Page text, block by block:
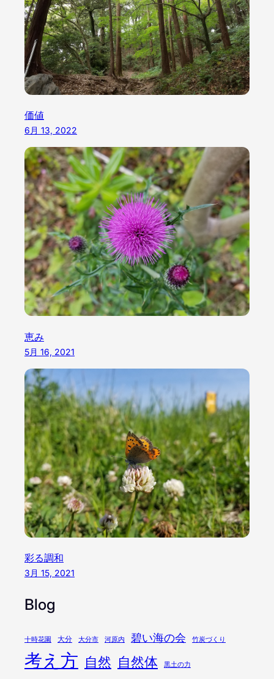
価値
6月 13, 2022
恵み
5月 16, 2021
彩る調和
3月 15, 2021
Blog
十時花園 大分 大分市 河原内 碧い海の会 竹炭づくり
考え方 自然 自然体 黒土の力